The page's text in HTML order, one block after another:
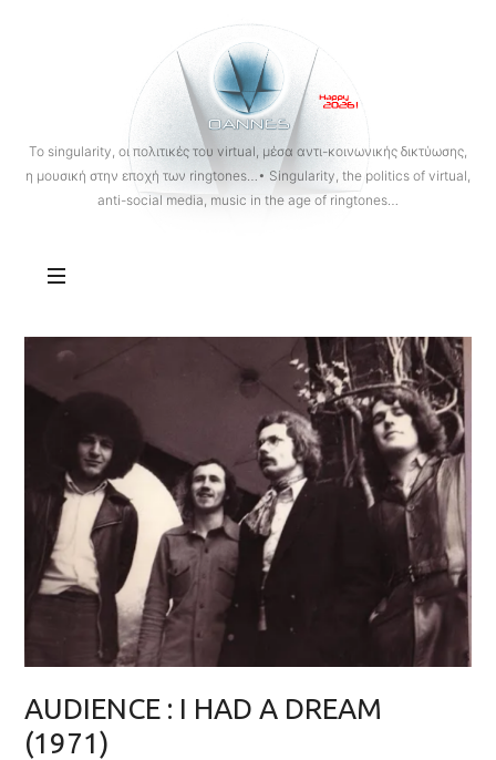
OANNES
To singularity, οι πολιτικές του virtual, μέσα αντι-κοινωνικής δικτύωσης,
η μουσική στην εποχή των ringtones…• Singularity, the politics of virtual,
anti-social media, music in the age of ringtones…
AUDIENCE : I HAD A DREAM
(1971)